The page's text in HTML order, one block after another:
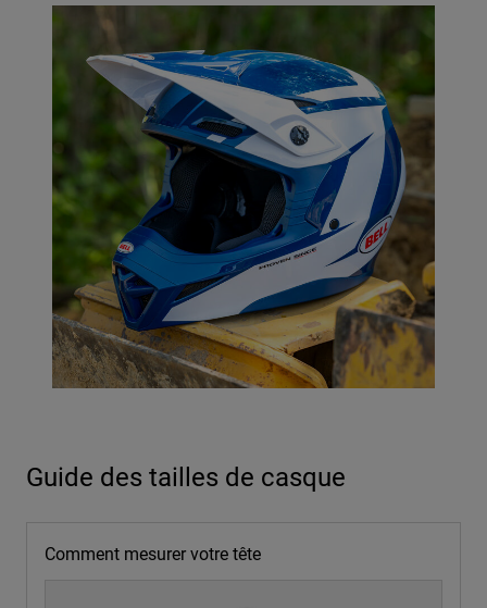
Guide des tailles de casque
Comment mesurer votre tête